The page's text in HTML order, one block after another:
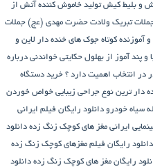
و بلیط کیش تولید خاموش کننده آتش از
تبریک ولادت حضرت مهدی (عج) جملات
آموزنده کوتاه جوک های خنده دار لاین و
و پند آموز از بهلول حکایتی خواندنی درباره
در انتخاب اهمیت دارد ؟ خرید دستگاه
دار ترین نوع جراحی زیبایی خواص خوردن
سیاه خودرو دانلود رایگان فیلم ایرانی
ایرانی مغز های کوچک زنگ زده دانلود
دانلود رایگان فیلم مغزهای کوچک زنگ زده
رایگان مغز های کوچک زنگ زده دانلود